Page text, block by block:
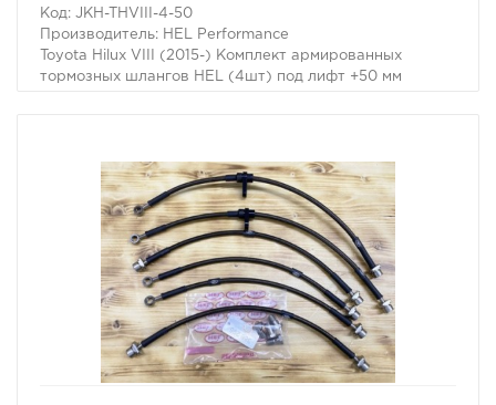
Код: JKH-THVIII-4-50
Производитель: HEL Performance
Toyota Hilux VIII (2015-) Комплект армированных
тормозных шлангов HEL (4шт) под лифт +50 мм